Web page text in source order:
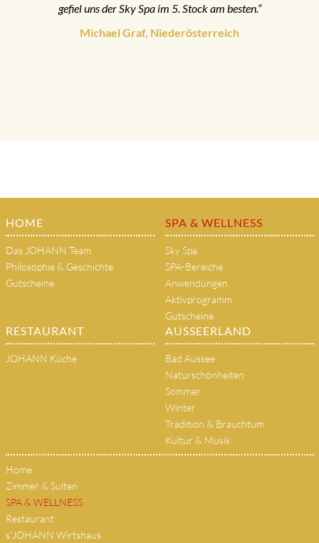
gefiel uns der Sky Spa im 5. Stock am besten.“
Michael Graf, Niederösterreich
HOME
Das JOHANN Team
Philosophie & Geschichte
Gutscheine
SPA & WELLNESS
Sky Spa
SPA-Bereiche
Anwendungen
Aktivprogramm
Gutscheine
RESTAURANT
JOHANN Küche
AUSSEERLAND
Bad Aussee
Naturschönheiten
Sommer
Winter
Tradition & Brauchtum
Kultur & Musik
Home
Zimmer & Suiten
SPA & WELLNESS
Restaurant
s'JOHANN Wirtshaus